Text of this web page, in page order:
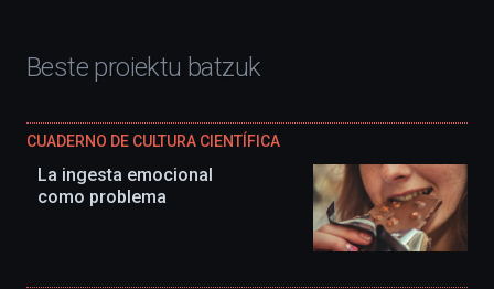
Beste proiektu batzuk
CUADERNO DE CULTURA CIENTÍFICA
La ingesta emocional
como problema